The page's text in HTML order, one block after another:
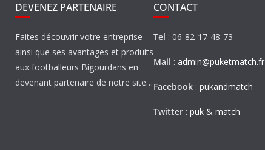
DEVENEZ PARTENAIRE
Faites découvrir votre entreprise
ainsi que ses avantages et produits
aux footballeurs Bigourdans en
devenant partenaire de notre site…
CONTACT
Tel : 06-82-17-48-73
Mail : admin@puketmatch.fr
Facebook : pukandmatch
Twitter : puk & match